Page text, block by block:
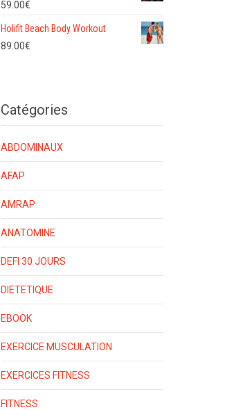
59.00€
Holifit Beach Body Workout
89.00€
Catégories
ABDOMINAUX
AFAP
AMRAP
ANATOMINE
DEFI 30 JOURS
DIETETIQUE
EBOOK
EXERCICE MUSCULATION
EXERCICES FITNESS
FITNESS